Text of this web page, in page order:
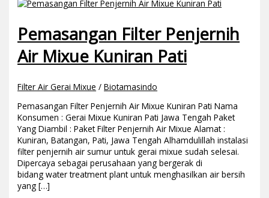
Pemasangan Filter Penjernih
Air Mixue Kuniran Pati
Filter Air Gerai Mixue /Biotamasindo
Pemasangan Filter Penjernih Air Mixue Kuniran Pati Nama
Konsumen : Gerai Mixue Kuniran Pati Jawa Tengah Paket
Yang Diambil : Paket Filter Penjernih Air Mixue Alamat :
Kuniran, Batangan, Pati, Jawa Tengah Alhamdulillah instalasi
filter penjernih air sumur untuk gerai mixue sudah selesai.
Dipercaya sebagai perusahaan yang bergerak di
bidang water treatment plant untuk menghasilkan air bersih
yang […]